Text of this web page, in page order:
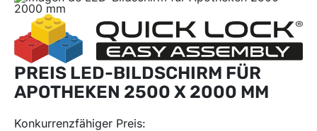
PREIS LED-BILDSCHIRM FÜR
APOTHEKEN 2500 X 2000 MM
Konkurrenzfähiger Preis: